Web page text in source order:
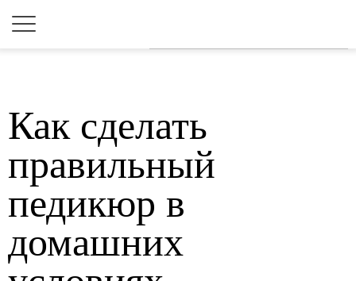
Как сделать
правильный
педикюр в
домашних